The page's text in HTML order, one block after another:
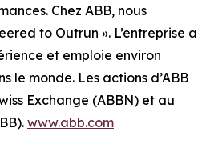
Chez ABB, nous
to Outrun ». L’entreprise a
et emploie environ
le monde. Les actions d’ABB
Exchange (ABBN) et au
www.abb.com